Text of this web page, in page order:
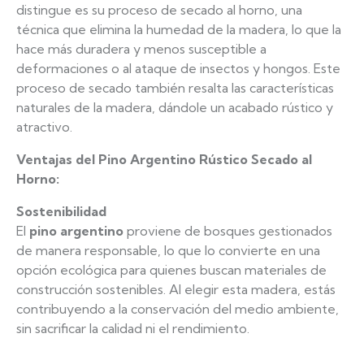
distingue es su proceso de secado al horno, una
técnica que elimina la humedad de la madera, lo que la
hace más duradera y menos susceptible a
deformaciones o al ataque de insectos y hongos. Este
proceso de secado también resalta las características
naturales de la madera, dándole un acabado rústico y
atractivo.
Ventajas del Pino Argentino Rústico Secado al
Horno:
Sostenibilidad
El pino argentino proviene de bosques gestionados
de manera responsable, lo que lo convierte en una
opción ecológica para quienes buscan materiales de
construcción sostenibles. Al elegir esta madera, estás
contribuyendo a la conservación del medio ambiente,
sin sacrificar la calidad ni el rendimiento.